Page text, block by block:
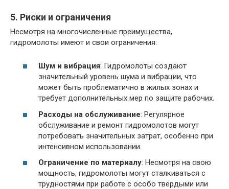
5. Риски и ограничения
Несмотря на многочисленные преимущества,
гидромолоты имеют и свои ограничения:
Шум и вибрация: Гидромолоты создают
значительный уровень шума и вибрации, что
может быть проблематично в жилых зонах и
требует дополнительных мер по защите рабочих.
Расходы на обслуживание: Регулярное
обслуживание и ремонт гидромолотов могут
потребовать значительных затрат, особенно при
интенсивном использовании.
Ограничение по материалу: Несмотря на свою
мощность, гидромолоты могут сталкиваться с
трудностями при работе с особо твердыми или